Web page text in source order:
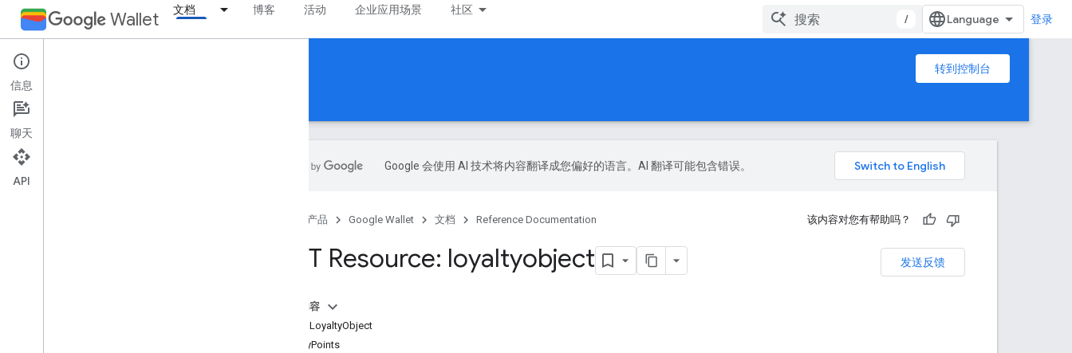
Wallet 文档 博客 活动 企业应用场景 社区
/ 登录
Reference Documentation
转到控制台
REST
Google 会使用 AI 技术将内容翻译成您偏好的语言。AI 翻译可能包含错误。
产品 Google Wallet 文档 Reference Documentation 该内容对您有帮助吗？
发送反馈
REST Resource: loyaltyobject
本页内容
资源：LoyaltyObject
LoyaltyPoints
信息
聊天
API